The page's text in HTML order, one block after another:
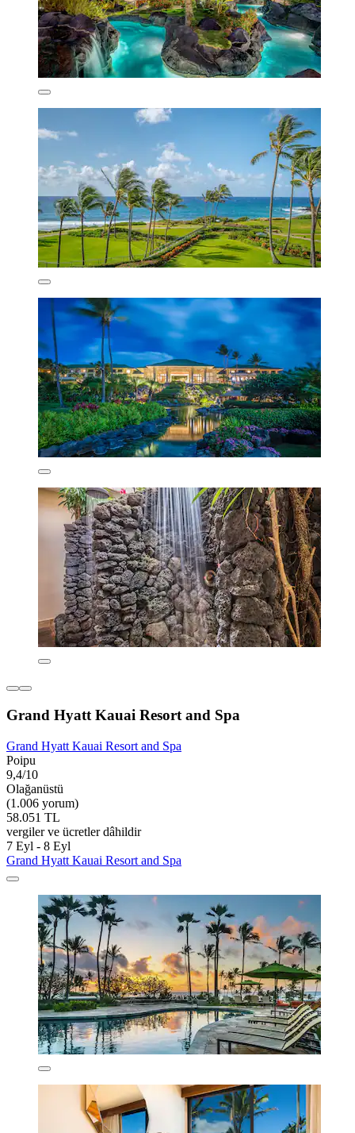
Grand Hyatt Kauai Resort and Spa
Grand Hyatt Kauai Resort and Spa
Poipu
9,4/10
Olağanüstü
(1.006 yorum)
58.051 TL
vergiler ve ücretler dâhildir
7 Eyl - 8 Eyl
Grand Hyatt Kauai Resort and Spa